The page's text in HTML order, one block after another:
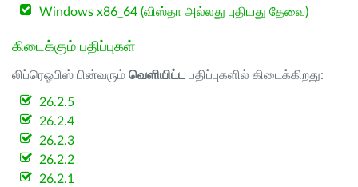
Windows x86_64 (விஸ்தா அல்லது புதியது தேவை)
கிடைக்கும் பதிப்புகள்
லிப்ரெஓபிஸ் பின்வரும் வெளியிட்ட பதிப்புகளில் கிடைக்கிறது:
26.2.5
26.2.4
26.2.3
26.2.2
26.2.1